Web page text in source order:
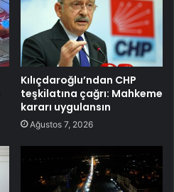
Kılıçdaroğlu’ndan CHP
teşkilatına çağrı: Mahkeme
kararı uygulansın
Ağustos 7, 2026